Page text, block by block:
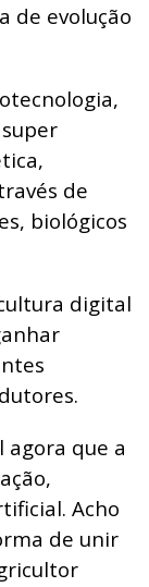
de evolução
de
biológicos
digital
agora que a
Acho
de unir